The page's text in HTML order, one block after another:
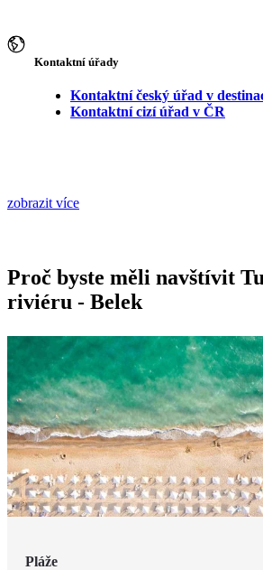
Kontaktní úřady
Kontaktní český úřad v
Kontaktní cizí úřad v ČR
zobrazit více
Proč byste měli navštívit
riviéru - Belek
Pláže